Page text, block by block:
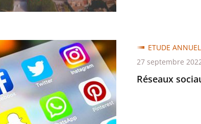
Réseaux
ETUDE
27 septembre